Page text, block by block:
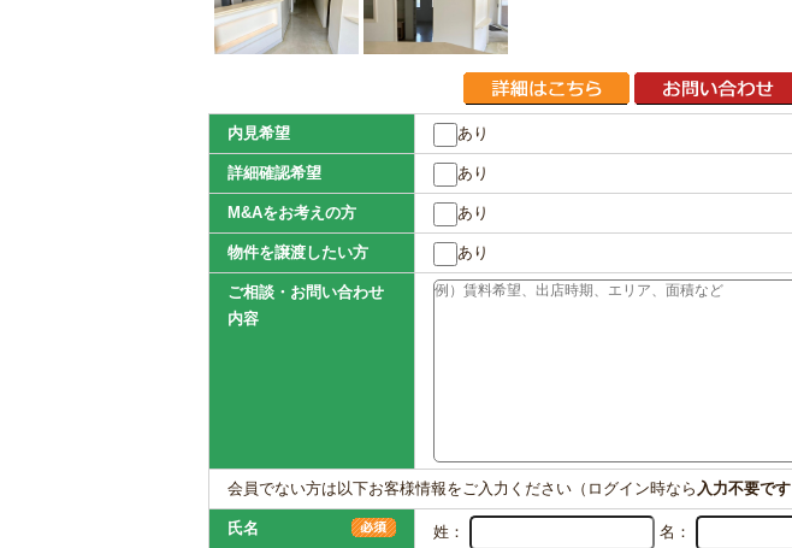
内見希望 あり
詳細確認希望 あり
M&Aをお考えの方 あり
物件を譲渡したい方 あり
ご相談・お問い合わせ
内容
会員でない方は以下お客様情報をご入力ください（ログイン時なら 入力不要です
氏名 姓： 名：